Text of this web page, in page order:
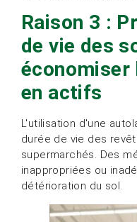
Raison 3 :
de vie des
en actifs
L'utilisation d'une
durée de vie des
supermarchés. Des
inappropriées ou
détérioration du sol.